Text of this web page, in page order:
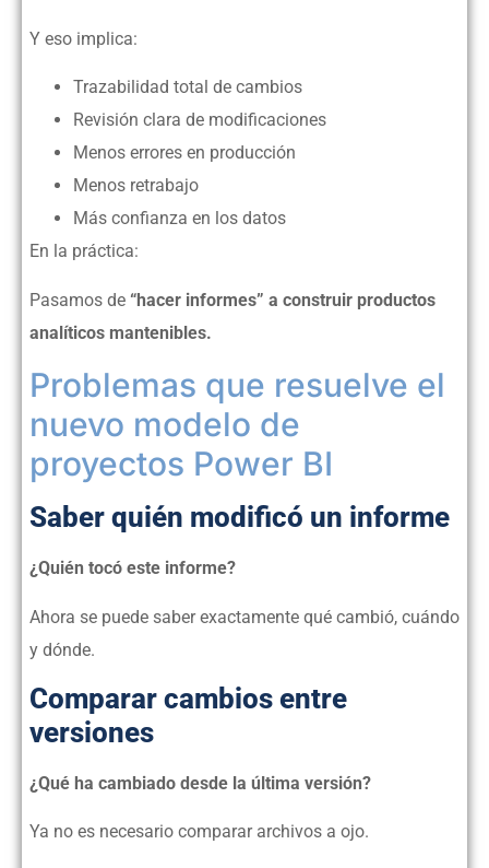
Y eso implica:
Trazabilidad total de cambios
Revisión clara de modificaciones
Menos errores en producción
Menos retrabajo
Más confianza en los datos
En la práctica:
Pasamos de “hacer informes” a construir productos
analíticos mantenibles.
Problemas que resuelve el
nuevo modelo de
proyectos Power BI
Saber quién modificó un informe
¿Quién tocó este informe?
Ahora se puede saber exactamente qué cambió, cuándo
y dónde.
Comparar cambios entre
versiones
¿Qué ha cambiado desde la última versión?
Ya no es necesario comparar archivos a ojo.